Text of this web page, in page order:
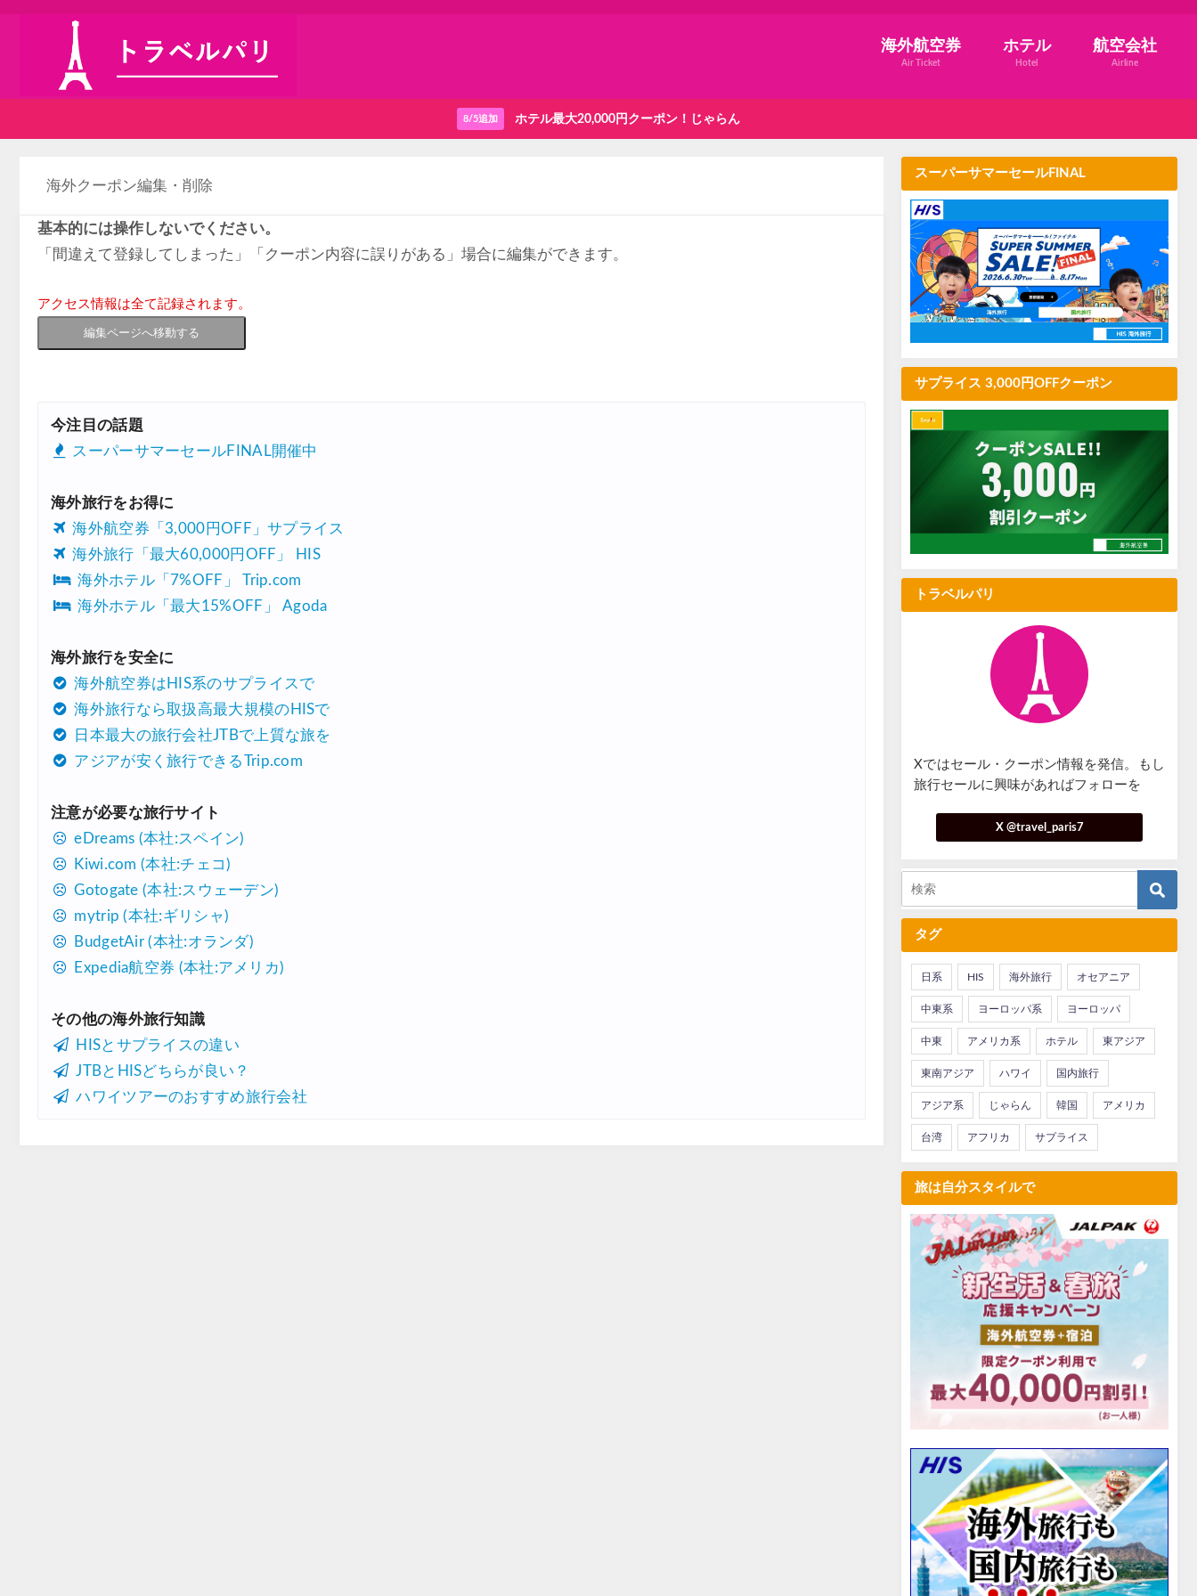
海外航空券
Air Ticket
ホテル
Hotel
航空会社
Airline
8/5追加 ホテル最大20,000円クーポン！じゃらん
海外クーポン編集・削除
基本的には操作しないでください。
「間違えて登録してしまった」「クーポン内容に誤りがある」場合に編集ができます。
アクセス情報は全て記録されます。
編集ページへ移動する
今注目の話題
スーパーサマーセールFINAL開催中
海外旅行をお得に
海外航空券「3,000円OFF」サプライス
海外旅行「最大60,000円OFF」 HIS
海外ホテル「7%OFF」 Trip.com
海外ホテル「最大15%OFF」 Agoda
海外旅行を安全に
海外航空券はHIS系のサプライスで
海外旅行なら取扱高最大規模のHISで
日本最大の旅行会社JTBで上質な旅を
アジアが安く旅行できるTrip.com
注意が必要な旅行サイト
eDreams (本社:スペイン)
Kiwi.com (本社:チェコ)
Gotogate (本社:スウェーデン)
mytrip (本社:ギリシャ)
BudgetAir (本社:オランダ)
Expedia航空券 (本社:アメリカ)
その他の海外旅行知識
HISとサプライスの違い
JTBとHISどちらが良い？
ハワイツアーのおすすめ旅行会社
スーパーサマーセールFINAL
サプライス 3,000円OFFクーポン
トラベルパリ
Xではセール・クーポン情報を発信。もし
旅行セールに興味があればフォローを
X @travel_paris7
タグ
日系 HIS 海外旅行 オセアニア
中東系 ヨーロッパ系 ヨーロッパ
中東 アメリカ系 ホテル 東アジア
東南アジア ハワイ 国内旅行
アジア系 じゃらん 韓国 アメリカ
台湾 アフリカ サプライス
旅は自分スタイルで